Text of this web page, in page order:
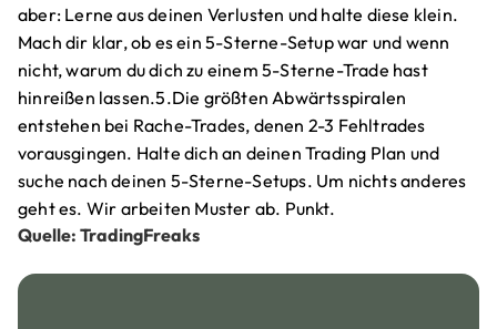
aber: Lerne aus deinen Verlusten und halte diese klein.
Mach dir klar, ob es ein 5-Sterne-Setup war und wenn
nicht, warum du dich zu einem 5-Sterne-Trade hast
hinreißen lassen.5.Die größten Abwärtsspiralen
entstehen bei Rache-Trades, denen 2-3 Fehltrades
vorausgingen. Halte dich an deinen Trading Plan und
suche nach deinen 5-Sterne-Setups. Um nichts anderes
geht es. Wir arbeiten Muster ab. Punkt.
Quelle: TradingFreaks